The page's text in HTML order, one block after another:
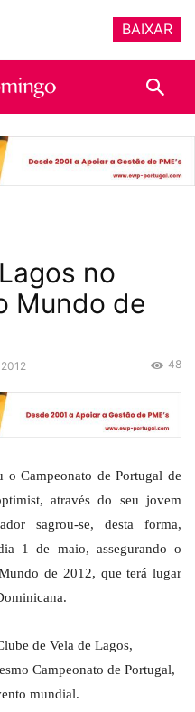
no
Mundo de
48
o Campeonato de Portugal de
através do seu jovem
sagrou-se, desta forma,
1 de maio, assegurando o
de 2012, que terá lugar
de Vela de Lagos,
Campeonato de Portugal,
mundial.
BAIXAR